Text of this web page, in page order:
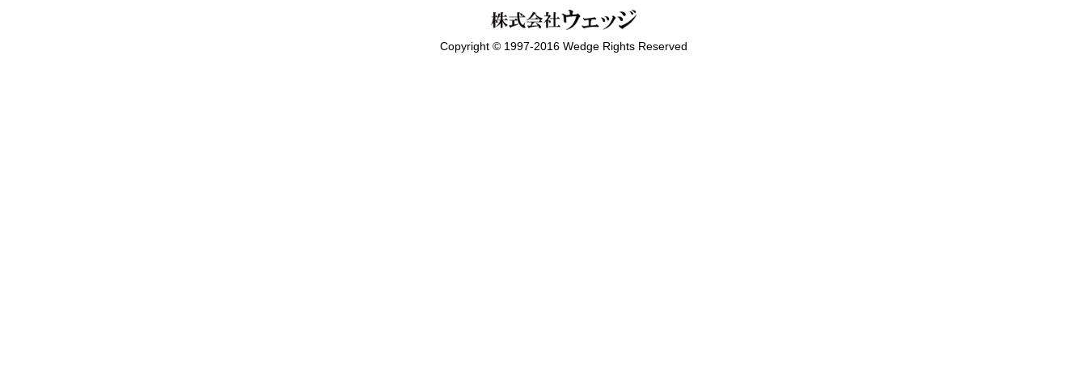
Copyright © 1997-2016 Wedge Rights Reserved